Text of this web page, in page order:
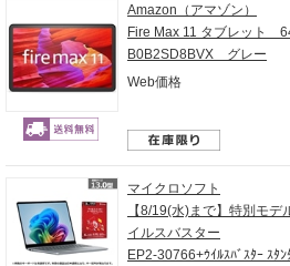
Amazon（アマゾン）
Fire Max 11 タブレット
B0B2SD8BVX グレー
Web価格
マイクロソフト
【8/19(水)まで】特別モ
イルスバスター
EP2-30766+ｳｲﾙｽﾊﾞｽﾀｰ ｽﾀﾝ